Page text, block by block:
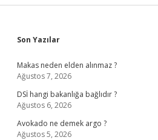
Sidebar
Son Yazılar
Makas neden elden alınmaz ?
Ağustos 7, 2026
DSİ hangi bakanlığa bağlıdır ?
Ağustos 6, 2026
Avokado ne demek argo ?
Ağustos 5, 2026